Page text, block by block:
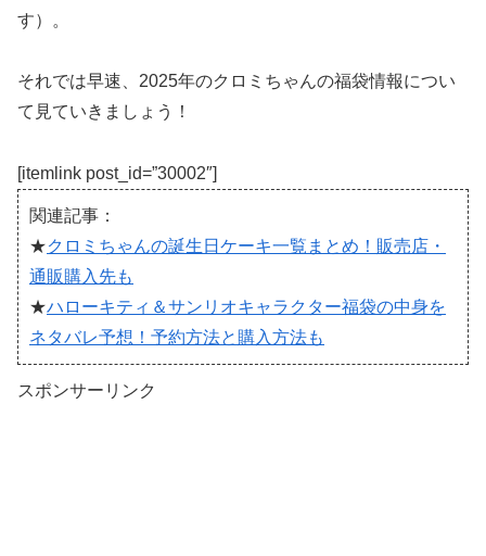
す）。
それでは早速、2025年のクロミちゃんの福袋情報につい
て見ていきましょう！
[itemlink post_id=”30002″]
関連記事：
★クロミちゃんの誕生日ケーキ一覧まとめ！販売店・
通販購入先も
★ハローキティ＆サンリオキャラクター福袋の中身を
ネタバレ予想！予約方法と購入方法も
スポンサーリンク